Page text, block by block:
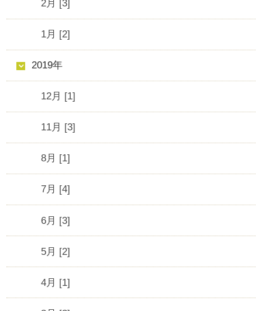
2月 [3]
1月 [2]
2019年
12月 [1]
11月 [3]
8月 [1]
7月 [4]
6月 [3]
5月 [2]
4月 [1]